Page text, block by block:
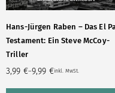
Hans-Jürgen Raben – Das El
Testament: Ein Steve McCoy-
Triller
3,99 €–9,99 €inkl. MwSt.